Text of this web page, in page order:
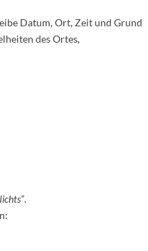
Datum, Ort, Zeit und Grund
des Ortes,
.